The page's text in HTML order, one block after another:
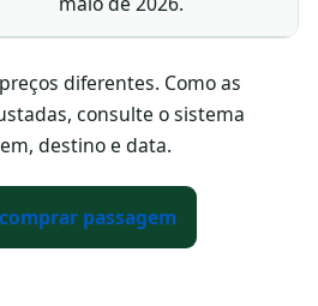
diferentes. Como as
consulte o sistema
destino e data.
passagem